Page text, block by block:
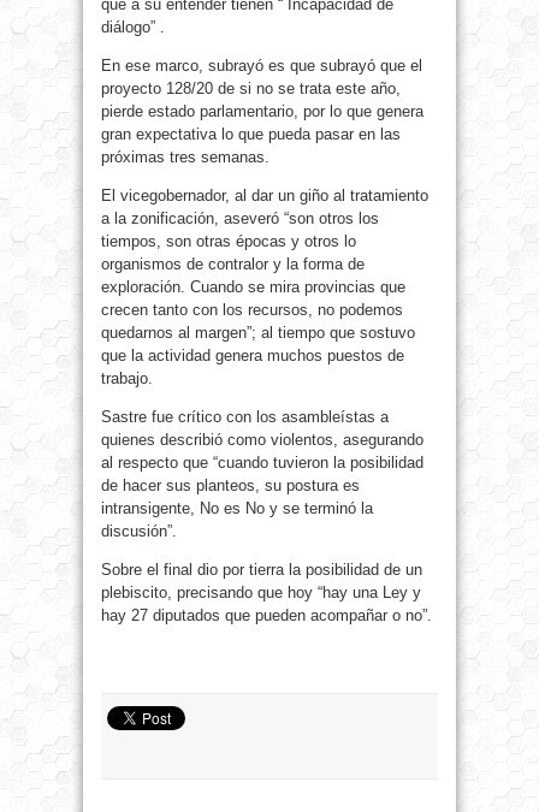
que a su entender tienen “ Incapacidad de
diálogo” .
En ese marco, subrayó es que subrayó que el
proyecto 128/20 de si no se trata este año,
pierde estado parlamentario, por lo que genera
gran expectativa lo que pueda pasar en las
próximas tres semanas.
El vicegobernador, al dar un giño al tratamiento
a la zonificación, aseveró “son otros los
tiempos, son otras épocas y otros lo
organismos de contralor y la forma de
exploración. Cuando se mira provincias que
crecen tanto con los recursos, no podemos
quedarnos al margen”; al tiempo que sostuvo
que la actividad genera muchos puestos de
trabajo.
Sastre fue crítico con los asambleístas a
quienes describió como violentos, asegurando
al respecto que “cuando tuvieron la posibilidad
de hacer sus planteos, su postura es
intransigente, No es No y se terminó la
discusión”.
Sobre el final dio por tierra la posibilidad de un
plebiscito, precisando que hoy “hay una Ley y
hay 27 diputados que pueden acompañar o no”.